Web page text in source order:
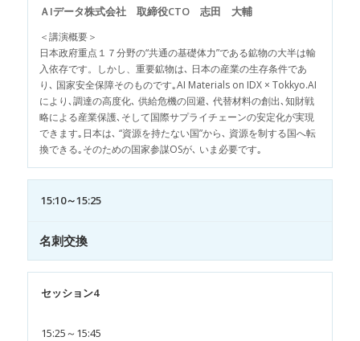
ＡIデータ株式会社 取締役CTO 志田 大輔
＜講演概要＞
日本政府重点１７分野の“共通の基礎体力”である鉱物の大半は輸
入依存です。しかし、重要鉱物は､ 日本の産業の生存条件であ
り､ 国家安全保障そのものです｡AI Materials on IDX × Tokkyo.AI
により､調達の高度化､ 供給危機の回避､ 代替材料の創出､知財戦
略による産業保護､そして国際サプライチェーンの安定化が実現
できます｡日本は､ “資源を持たない国”から､ 資源を制する国へ転
換できる｡そのための国家参謀OSが､ いま必要です｡
15:10～15:25
名刺交換
セッション4
15:25～15:45